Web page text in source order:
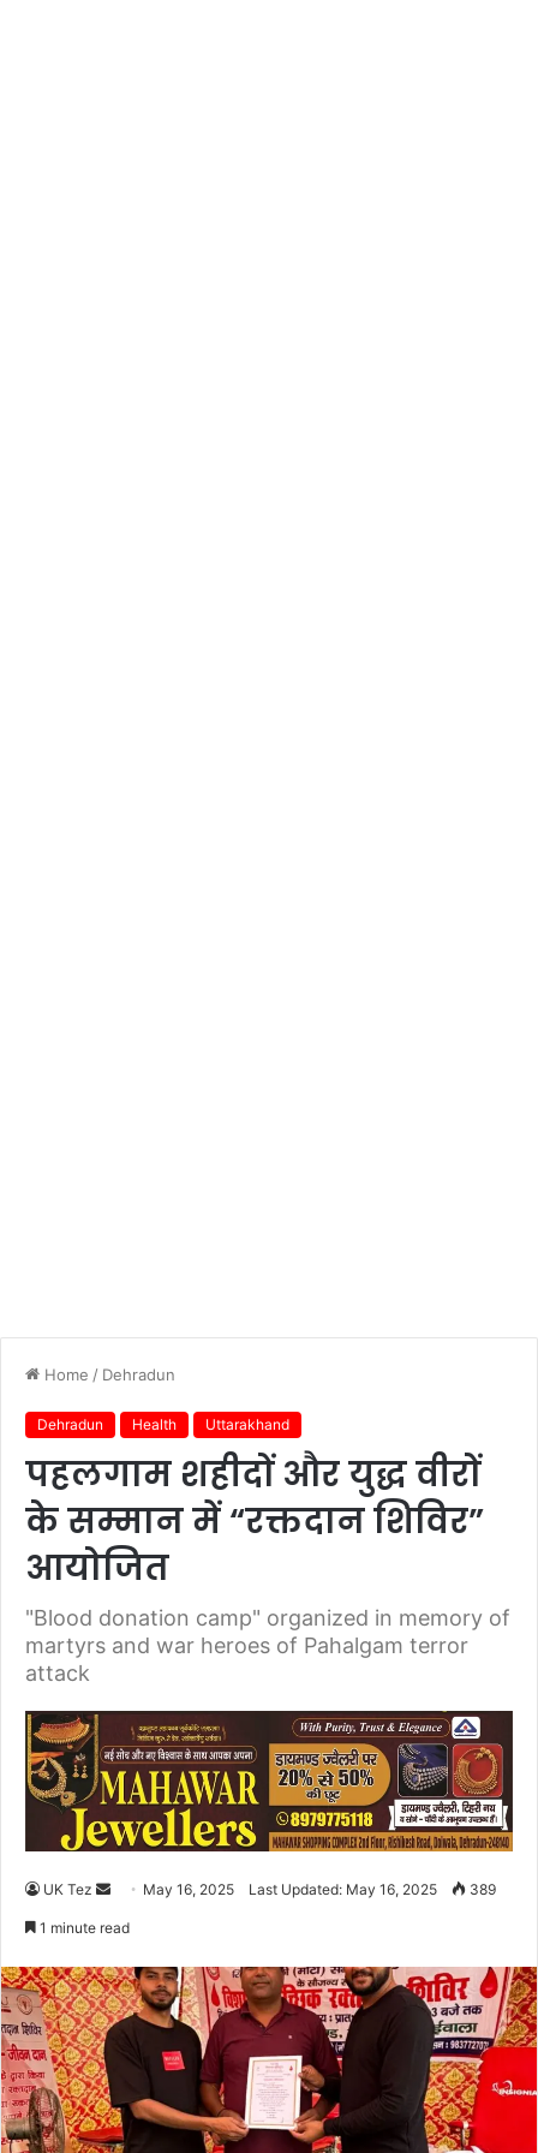
Home / Dehradun
Dehradun Health Uttarakhand
पहलगाम शहीदों और युद्ध वीरों
के सम्मान में “रक्तदान शिविर”
आयोजित
"Blood donation camp" organized in memory of
martyrs and war heroes of Pahalgam terror
attack
UK Tez
d
a
n
a
i
May 16, 2025 Last Updated: May 16, 2025 389
1 minute read